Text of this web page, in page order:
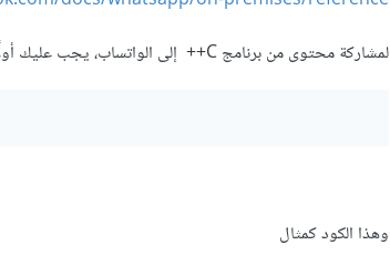
لمشاركة محتوى من برنامج C++ إلى الواتساب، يجب عليك أولًا تنصيب وتفعيل مكتبة الطلبات (requests)
وهذا الكود كمثال